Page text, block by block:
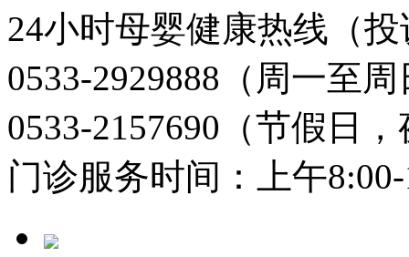
24小时母婴健康热线（
0533-2929888（周一至
0533-2157690（节假日
门诊服务时间：上午